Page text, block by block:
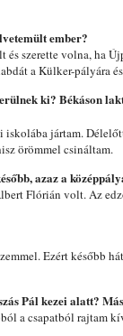
ember?
szerette volna, ha
a Külker-pályára
ki? Békáson
jártam.
örömmel csináltam.
azaz a
Flórián volt. Az
Ezért később
Pál kezei alatt?
a csapatból rajtam